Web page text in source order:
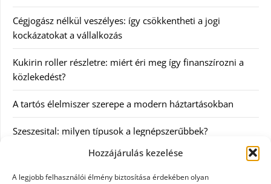
Hozzájárulás kezelése
A legjobb felhasználói élmény biztosítása érdekében olyan
Cégjogász nélkül veszélyes: így csökkentheti a jogi
kockázatokat a vállalkozás
Kukirin roller részletre: miért éri meg így finanszírozni a
közlekedést?
A tartós élelmiszer szerepe a modern háztartásokban
Szeszesital: milyen típusok a legnépszerűbbek?